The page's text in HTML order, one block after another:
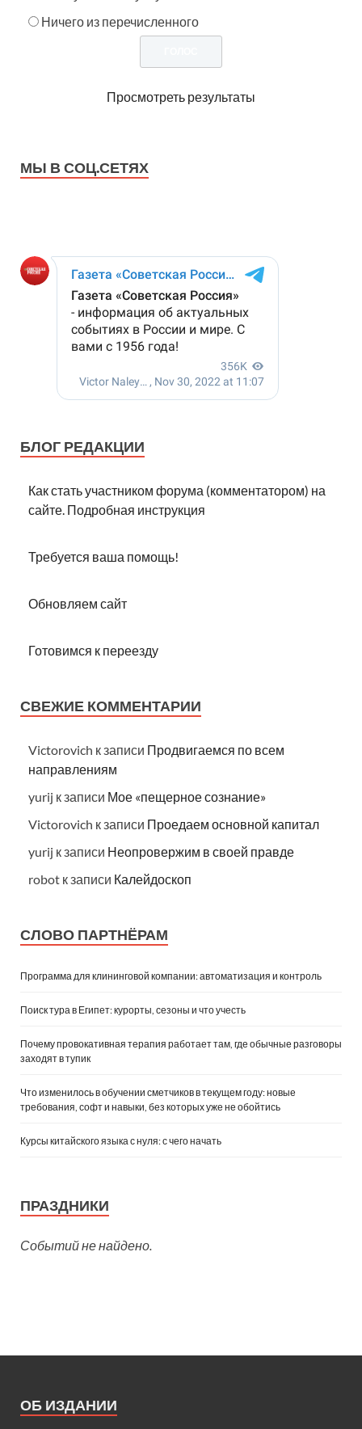
Ничего из перечисленного
Просмотреть результаты
МЫ В СОЦ.СЕТЯХ
БЛОГ РЕДАКЦИИ
Как стать участником форума (комментатором) на
сайте. Подробная инструкция
Требуется ваша помощь!
Обновляем сайт
Готовимся к переезду
СВЕЖИЕ КОММЕНТАРИИ
Victorovich к записи Продвигаемся по всем
направлениям
yurij к записи Мое «пещерное сознание»
Victorovich к записи Проедаем основной капитал
yurij к записи Неопровержим в своей правде
robot к записи Калейдоскоп
СЛОВО ПАРТНЁРАМ
Программа для клининговой компании: автоматизация и контроль
Поиск тура в Египет: курорты, сезоны и что учесть
Почему провокативная терапия работает там, где обычные разговоры
заходят в тупик
Что изменилось в обучении сметчиков в текущем году: новые
требования, софт и навыки, без которых уже не обойтись
Курсы китайского языка с нуля: с чего начать
ПРАЗДНИКИ
Событий не найдено.
ОБ ИЗДАНИИ